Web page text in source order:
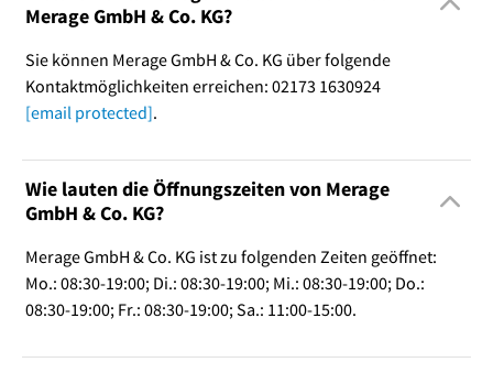
Merage GmbH & Co. KG?
Sie können Merage GmbH & Co. KG über folgende
Kontaktmöglichkeiten erreichen: 02173 1630924
[email protected].
Wie lauten die Öffnungszeiten von Merage
GmbH & Co. KG?
Merage GmbH & Co. KG ist zu folgenden Zeiten geöffnet:
Mo.: 08:30-19:00; Di.: 08:30-19:00; Mi.: 08:30-19:00; Do.:
08:30-19:00; Fr.: 08:30-19:00; Sa.: 11:00-15:00.